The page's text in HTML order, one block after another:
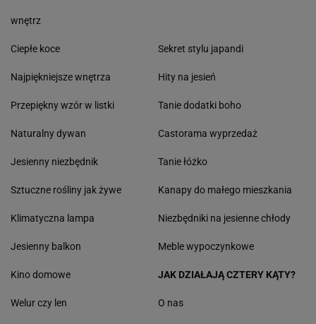
wnętrz
Ciepłe koce
Najpiękniejsze wnętrza
Przepiękny wzór w listki
Naturalny dywan
Jesienny niezbędnik
Sztuczne rośliny jak żywe
Klimatyczna lampa
Jesienny balkon
Sekret stylu japandi
Hity na jesień
Tanie dodatki boho
Castorama wyprzedaż
Tanie łóżko
Kanapy do małego mieszkania
Niezbędniki na jesienne chłody
Meble wypoczynkowe
Kino domowe
Welur czy len
JAK DZIAŁAJĄ CZTERY KĄTY?
O nas